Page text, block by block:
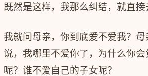
既然是这样，我那么纠结，就直接
我就问母亲，你到底爱不爱我？
说，我哪里不爱你了，为什么你会
呢？谁不爱自己的子女呢？